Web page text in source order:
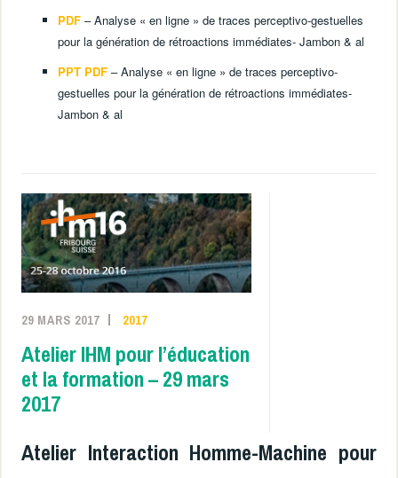
PDF – Analyse « en ligne » de traces perceptivo-gestuelles
pour la génération de rétroactions immédiates- Jambon & al
PPT PDF – Analyse « en ligne » de traces perceptivo-
gestuelles pour la génération de rétroactions immédiates-
Jambon & al
29 MARS 2017 2017
Atelier IHM pour l’éducation
et la formation – 29 mars
2017
Atelier Interaction Homme-Machine pour